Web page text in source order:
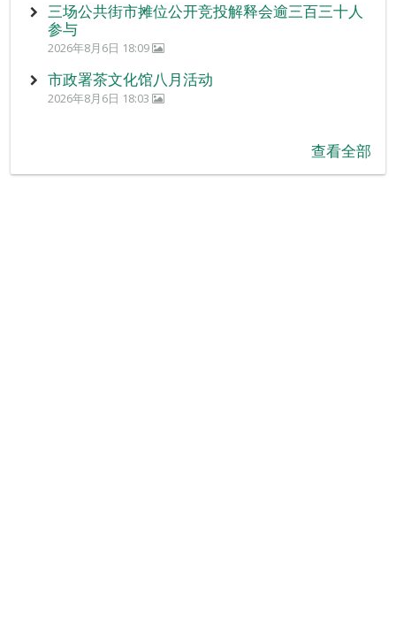
三场公共街市摊位公开竞投解释会逾三百三十人
参与
2026年8月6日 18:09
市政署茶文化馆八月活动
2026年8月6日 18:03
查看全部